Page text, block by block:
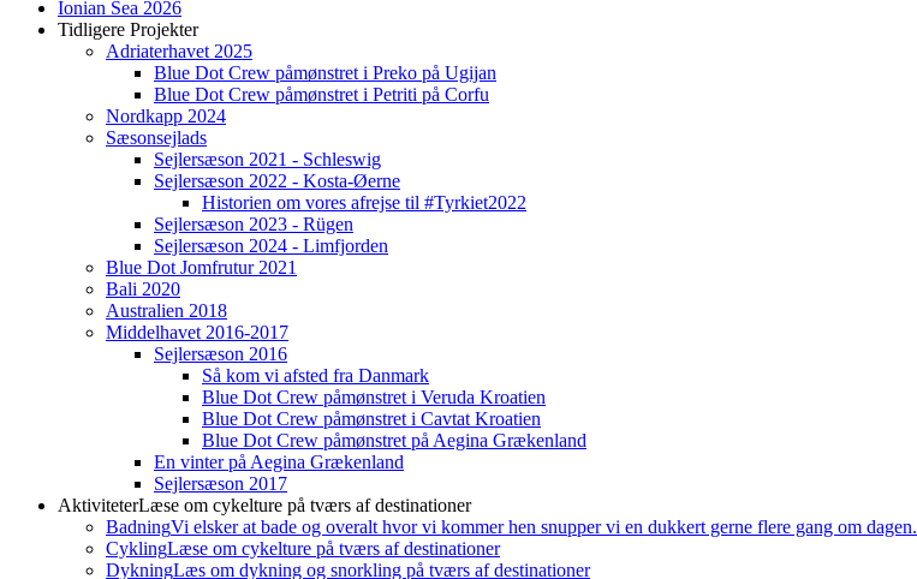
Ionian Sea 2026
Tidligere Projekter
Adriaterhavet 2025
Blue Dot Crew påmønstret i Preko på Ugijan
Blue Dot Crew påmønstret i Petriti på Corfu
Nordkapp 2024
Sæsonsejlads
Sejlersæson 2021 - Schleswig
Sejlersæson 2022 - Kosta-Øerne
Historien om vores afrejse til #Tyrkiet2022
Sejlersæson 2023 - Rügen
Sejlersæson 2024 - Limfjorden
Blue Dot Jomfrutur 2021
Bali 2020
Australien 2018
Middelhavet 2016-2017
Sejlersæson 2016
Så kom vi afsted fra Danmark
Blue Dot Crew påmønstret i Veruda Kroatien
Blue Dot Crew påmønstret i Cavtat Kroatien
Blue Dot Crew påmønstret på Aegina Grækenland
En vinter på Aegina Grækenland
Sejlersæson 2017
AktiviteterLæse om cykelture på tværs af destinationer
BadningVi elsker at bade og overalt hvor vi kommer hen snupper vi en dukkert gerne flere gang om dagen.
CyklingLæse om cykelture på tværs af destinationer
DykningLæs om dykning og snorkling på tværs af destinationer